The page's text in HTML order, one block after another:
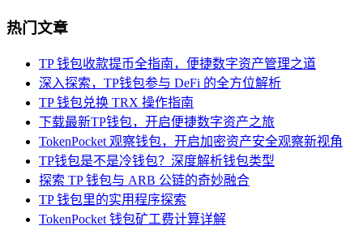
热门文章
TP 钱包收款提币全指南，便捷数字资产管理之道
深入探索，TP钱包参与 DeFi 的全方位解析
TP 钱包兑换 TRX 操作指南
下载最新TP钱包，开启便捷数字资产之旅
TokenPocket 观察钱包，开启加密资产安全观察新视角
TP钱包是不是冷钱包？深度解析钱包类型
探索 TP 钱包与 ARB 公链的奇妙融合
TP 钱包里的实用程序探索
TokenPocket 钱包矿工费计算详解